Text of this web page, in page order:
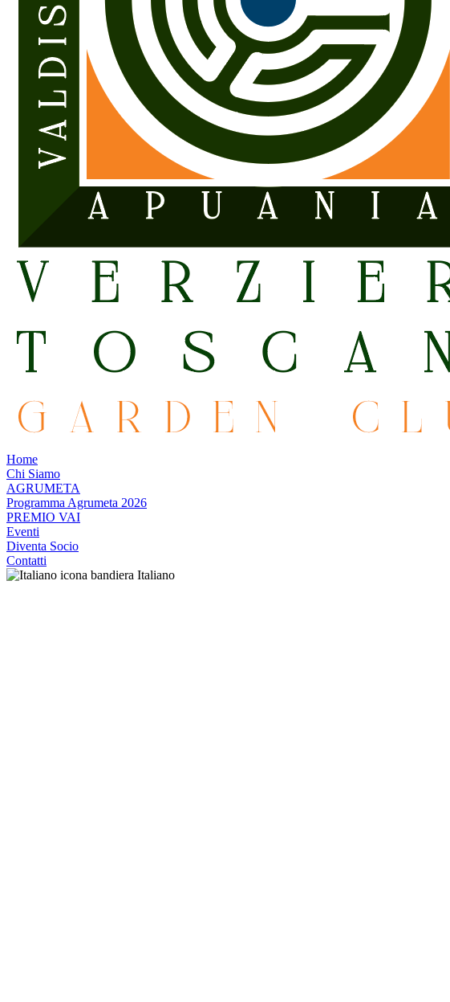
Home
Chi Siamo
AGRUMETA
Programma Agrumeta 2026
PREMIO VAI
Eventi
Diventa Socio
Contatti
Italiano